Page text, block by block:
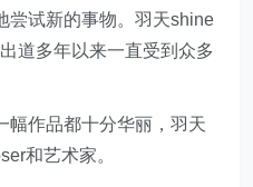
尝试新的事物。羽天shine
道多年以来一直受到众多
幅作品都十分华丽，羽天
和艺术家。